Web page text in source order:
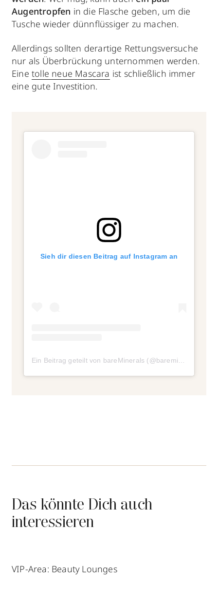
Augentropfen in die Flasche geben, um die
Tusche wieder dünnflüssiger zu machen.
Allerdings sollten derartige Rettungsversuche
nur als Überbrückung unternommen werden.
Eine tolle neue Mascara ist schließlich immer
eine gute Investition.
Sieh dir diesen Beitrag auf Instagram an
Das könnte Dich auch
interessieren
VIP-Area: Beauty Lounges